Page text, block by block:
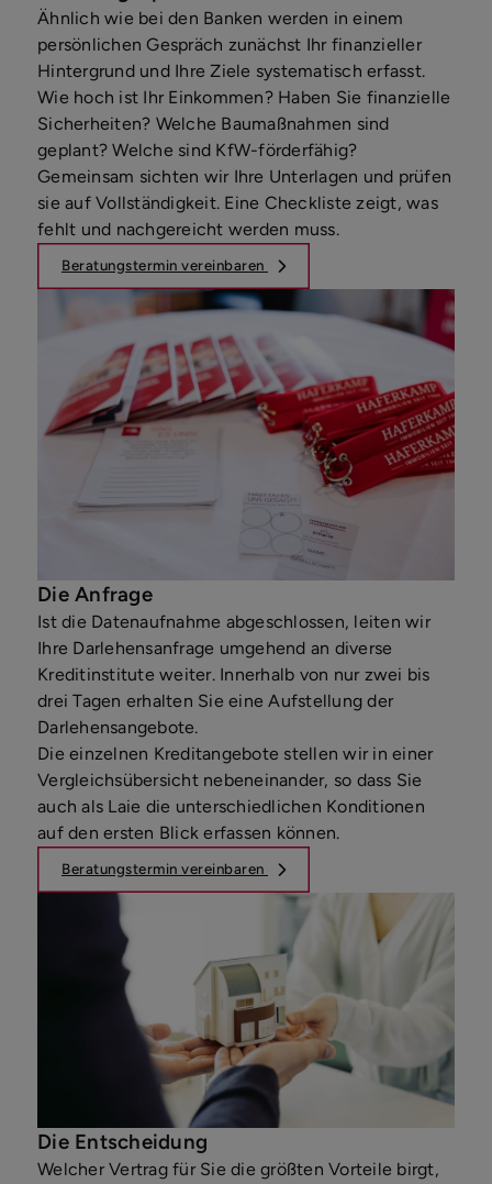
Ähnlich wie bei den Banken werden in einem
persönlichen Gespräch zunächst Ihr finanzieller
Hintergrund und Ihre Ziele systematisch erfasst.
Wie hoch ist Ihr Einkommen? Haben Sie finanzielle
Sicherheiten? Welche Baumaßnahmen sind
geplant? Welche sind KfW-förderfähig?
Gemeinsam sichten wir Ihre Unterlagen und prüfen
sie auf Vollständigkeit. Eine Checkliste zeigt, was
fehlt und nachgereicht werden muss.
Beratungstermin vereinbaren
Die Anfrage
Ist die Datenaufnahme abgeschlossen, leiten wir
Ihre Darlehensanfrage umgehend an diverse
Kreditinstitute weiter. Innerhalb von nur zwei bis
drei Tagen erhalten Sie eine Aufstellung der
Darlehensangebote.
Die einzelnen Kreditangebote stellen wir in einer
Vergleichsübersicht nebeneinander, so dass Sie
auch als Laie die unterschiedlichen Konditionen
auf den ersten Blick erfassen können.
Beratungstermin vereinbaren
Die Entscheidung
Welcher Vertrag für Sie die größten Vorteile birgt,